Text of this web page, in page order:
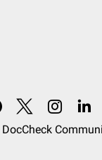
DocCheck